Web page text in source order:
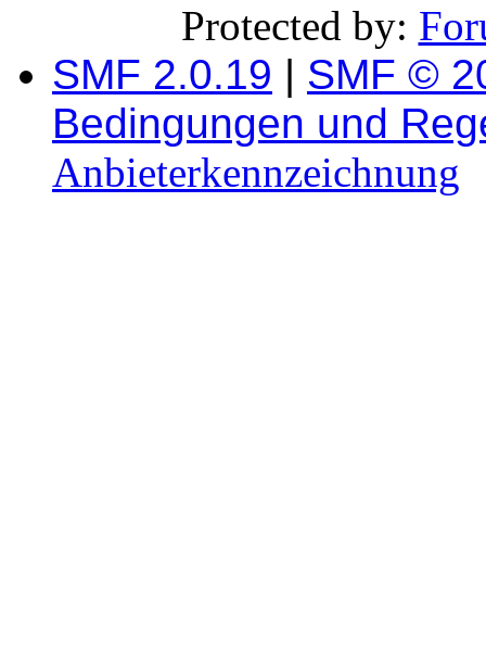
Protected by:
SMF 2.0.19 | SMF ©
Bedingungen und
Anbieterkennzeichnung